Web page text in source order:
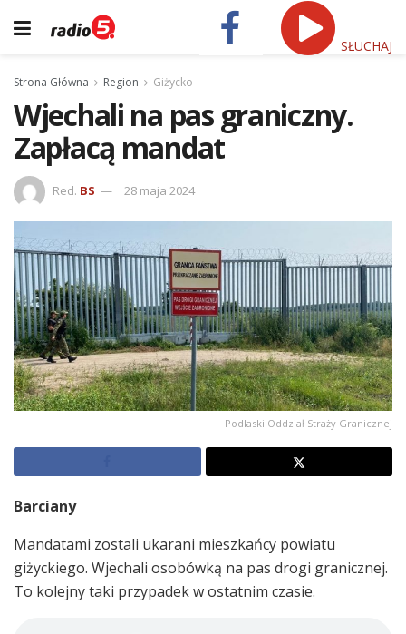
SŁUCHAJ
Strona Główna Region Giżycko
Wjechali na pas graniczny.
Zapłacą mandat
Red. BS 28 maja 2024
Podlaski Oddział Straży Granicznej
Barciany
Mandatami zostali ukarani mieszkańcy powiatu
giżyckiego. Wjechali osobówką na pas drogi granicznej.
To kolejny taki przypadek w ostatnim czasie.